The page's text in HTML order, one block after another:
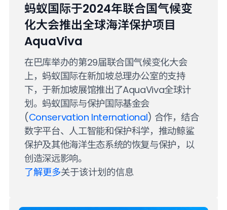
蚂蚁国际于2024年联合国气候变
化大会推出全球海洋保护项目
AquaViva
在巴库举办的第29届联合国气候变化大会
上，蚂蚁国际在新加坡总理办公室的支持
下，于新加坡展馆推出了AquaViva全球计
划。蚂蚁国际与保护国际基金会
(Conservation International) 合作，结合
数字平台、人工智能和保护科学，推动鲸鲨
保护及其他海洋生态系统的恢复与保护，以
创造深远影响。
了解更多关于该计划的信息